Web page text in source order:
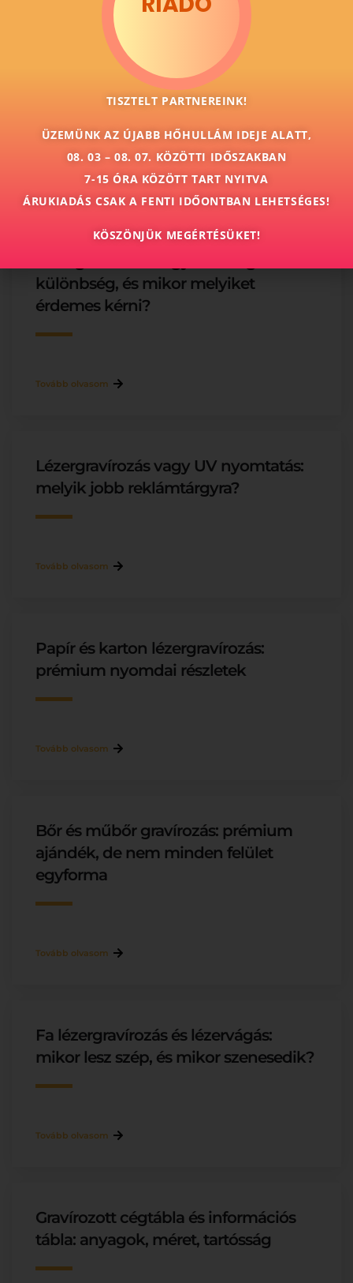
megtaláljuk az önnek leginkább megfelelő
nyomdai megoldásokat.
ugyfelszolgalat@colornyomda.hu
További cikkeink
különbség, és mikor melyiket
érdemes kérni?
Tovább olvasom
Lézergravírozás vagy UV nyomtatás:
melyik jobb reklámtárgyra?
Tovább olvasom
Papír és karton lézergravírozás:
prémium nyomdai részletek
Tovább olvasom
Bőr és műbőr gravírozás: prémium
ajándék, de nem minden felület
egyforma
Tovább olvasom
Fa lézergravírozás és lézervágás:
mikor lesz szép, és mikor szenesedik?
Tovább olvasom
Gravírozott cégtábla és információs
tábla: anyagok, méret, tartósság
TISZTELT PARTNEREINK!
ÜZEMÜNK AZ ÚJABB HŐHULLÁM IDEJE ALATT,
08. 03 – 08. 07. KÖZÖTTI IDŐSZAKBAN
7-15 ÓRA KÖZÖTT TART NYITVA
ÁRUKIADÁS CSAK A FENTI IDŐONTBAN LEHETSÉGES!
KÖSZÖNJÜK MEGÉRTÉSÜKET!